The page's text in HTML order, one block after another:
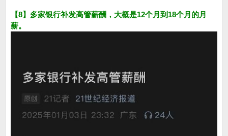
【8】多家银行补发高管薪酬，大概是12个月到18个月的月
薪。